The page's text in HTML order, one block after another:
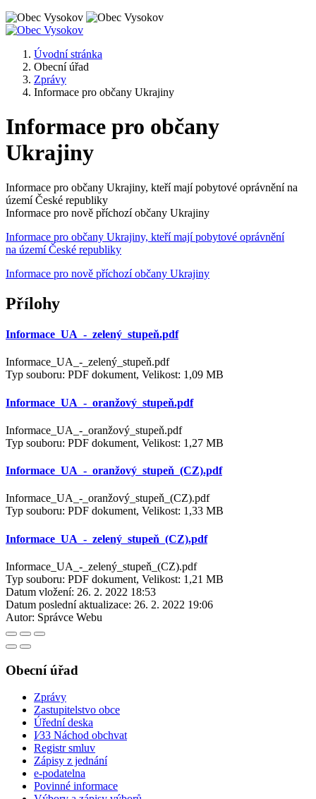
Úvodní stránka
Obecní úřad
Zprávy
Informace pro občany Ukrajiny
Informace pro občany
Ukrajiny
Informace pro občany Ukrajiny, kteří mají pobytové oprávnění na
území České republiky
Informace pro nově příchozí občany Ukrajiny
Informace pro občany Ukrajiny, kteří mají pobytové oprávnění
na území České republiky
Informace pro nově příchozí občany Ukrajiny
Přílohy
Informace_UA_-_zelený_stupeň.pdf
Informace_UA_-_zelený_stupeň.pdf
Typ souboru: PDF dokument, Velikost: 1,09 MB
Informace_UA_-_oranžový_stupeň.pdf
Informace_UA_-_oranžový_stupeň.pdf
Typ souboru: PDF dokument, Velikost: 1,27 MB
Informace_UA_-_oranžový_stupeň_(CZ).pdf
Informace_UA_-_oranžový_stupeň_(CZ).pdf
Typ souboru: PDF dokument, Velikost: 1,33 MB
Informace_UA_-_zelený_stupeň_(CZ).pdf
Informace_UA_-_zelený_stupeň_(CZ).pdf
Typ souboru: PDF dokument, Velikost: 1,21 MB
Datum vložení: 26. 2. 2022 18:53
Datum poslední aktualizace: 26. 2. 2022 19:06
Autor: Správce Webu
Obecní úřad
Zprávy
Zastupitelstvo obce
Úřední deska
I⁄33 Náchod obchvat
Registr smluv
Zápisy z jednání
e-podatelna
Povinné informace